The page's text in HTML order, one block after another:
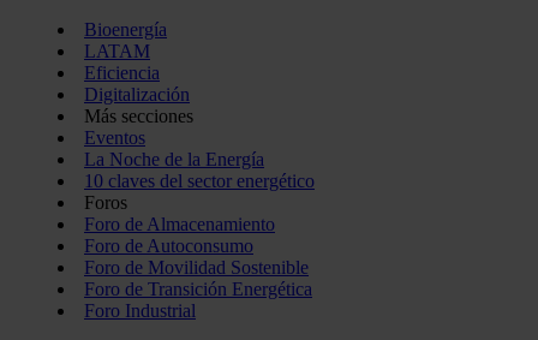
Bioenergía
LATAM
Eficiencia
Digitalización
Más secciones
Eventos
La Noche de la Energía
10 claves del sector energético
Foros
Foro de Almacenamiento
Foro de Autoconsumo
Foro de Movilidad Sostenible
Foro de Transición Energética
Foro Industrial